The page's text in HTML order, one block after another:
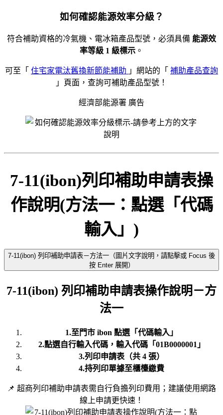
如何確認能源效率分級？
符合補助資格的冷氣機、電冰箱產品型號，必須具備 能源效
率等級 1 級標示 。
可至「 住宅家電汰舊換新節能補助 」網站的「 補助產品查詢
」頁面，查詢可補助產品型號！
經濟部能源署 廣告
7-11(ibon)列印補助申請表操
作說明(方法一：點選「代碼
輸入」)
7-11(ibon) 列印補助申請表－方法一（圖片文字說明，請點擊或 Focus 後
按 Enter 展開）
7-11(ibon) 列印補助申請表操作說明－方
法一
1.至門市 ibon 點選「代碼輸入」
2.點選自行輸入代碼，輸入代碼「01B0000001」
3.列印申請表（共 4 張）
4.持列印單據至櫃檯繳費
📌 超商列印補助申請表需自行負擔列印費用；建議使用網路
線上申請更快速！